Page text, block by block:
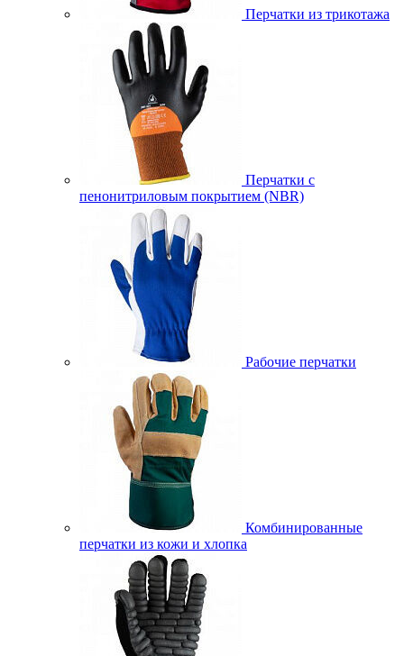
Перчатки из трикотажа
Перчатки с
пенонитриловым покрытием (NBR)
Рабочие перчатки
Комбинированные
перчатки из кожи и хлопка